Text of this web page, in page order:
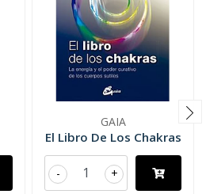
GAIA
El Libro De Los Chakras
+
-